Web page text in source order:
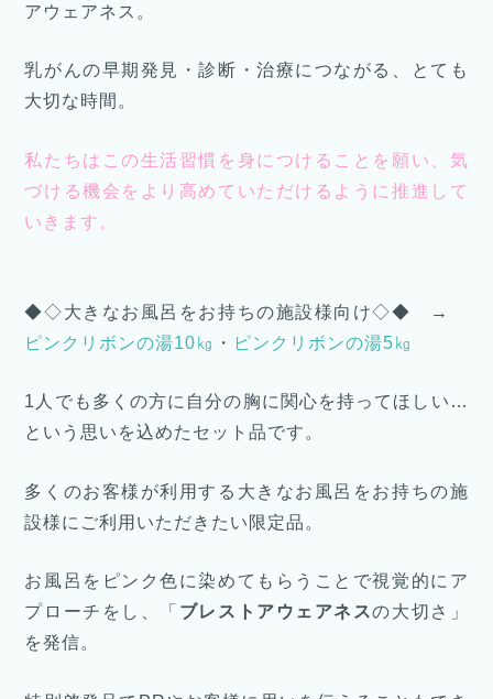
アウェアネス。
乳がんの早期発見・診断・治療につながる、とても
大切な時間。
私たちはこの生活習慣を身につけることを願い、気
づける機会をより高めていただけるように推進して
いきます。
◆◇大きなお風呂をお持ちの施設様向け◇◆ →
ピンクリボンの湯10㎏ ・ ピンクリボンの湯5㎏
1人でも多くの方に自分の胸に関心を持ってほしい…
という思いを込めたセット品です。
多くのお客様が利用する大きなお風呂をお持ちの施
設様にご利用いただきたい限定品。
お風呂をピンク色に染めてもらうことで視覚的にア
プローチをし、「 ブレストアウェアネスの大切さ」
を発信。